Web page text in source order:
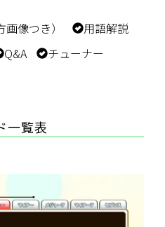
像つき）
用語解説
Q&A
チューナー
一覧表